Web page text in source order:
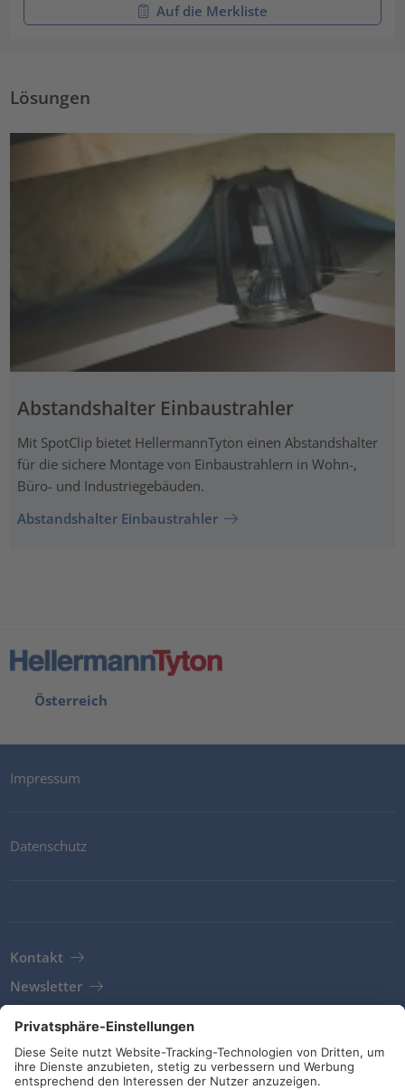
Auf die Merkliste
Lösungen
Abstandshalter Einbaustrahler
Mit SpotClip bietet HellermannTyton einen Abstandshalter
für die sichere Montage von Einbaustrahlern in Wohn-,
Büro- und Industriegebäuden.
Abstandshalter Einbaustrahler
Österreich
Impressum
Datenschutz
Kontakt
Newsletter
AGB
Richtlinien und Bekenntnisse